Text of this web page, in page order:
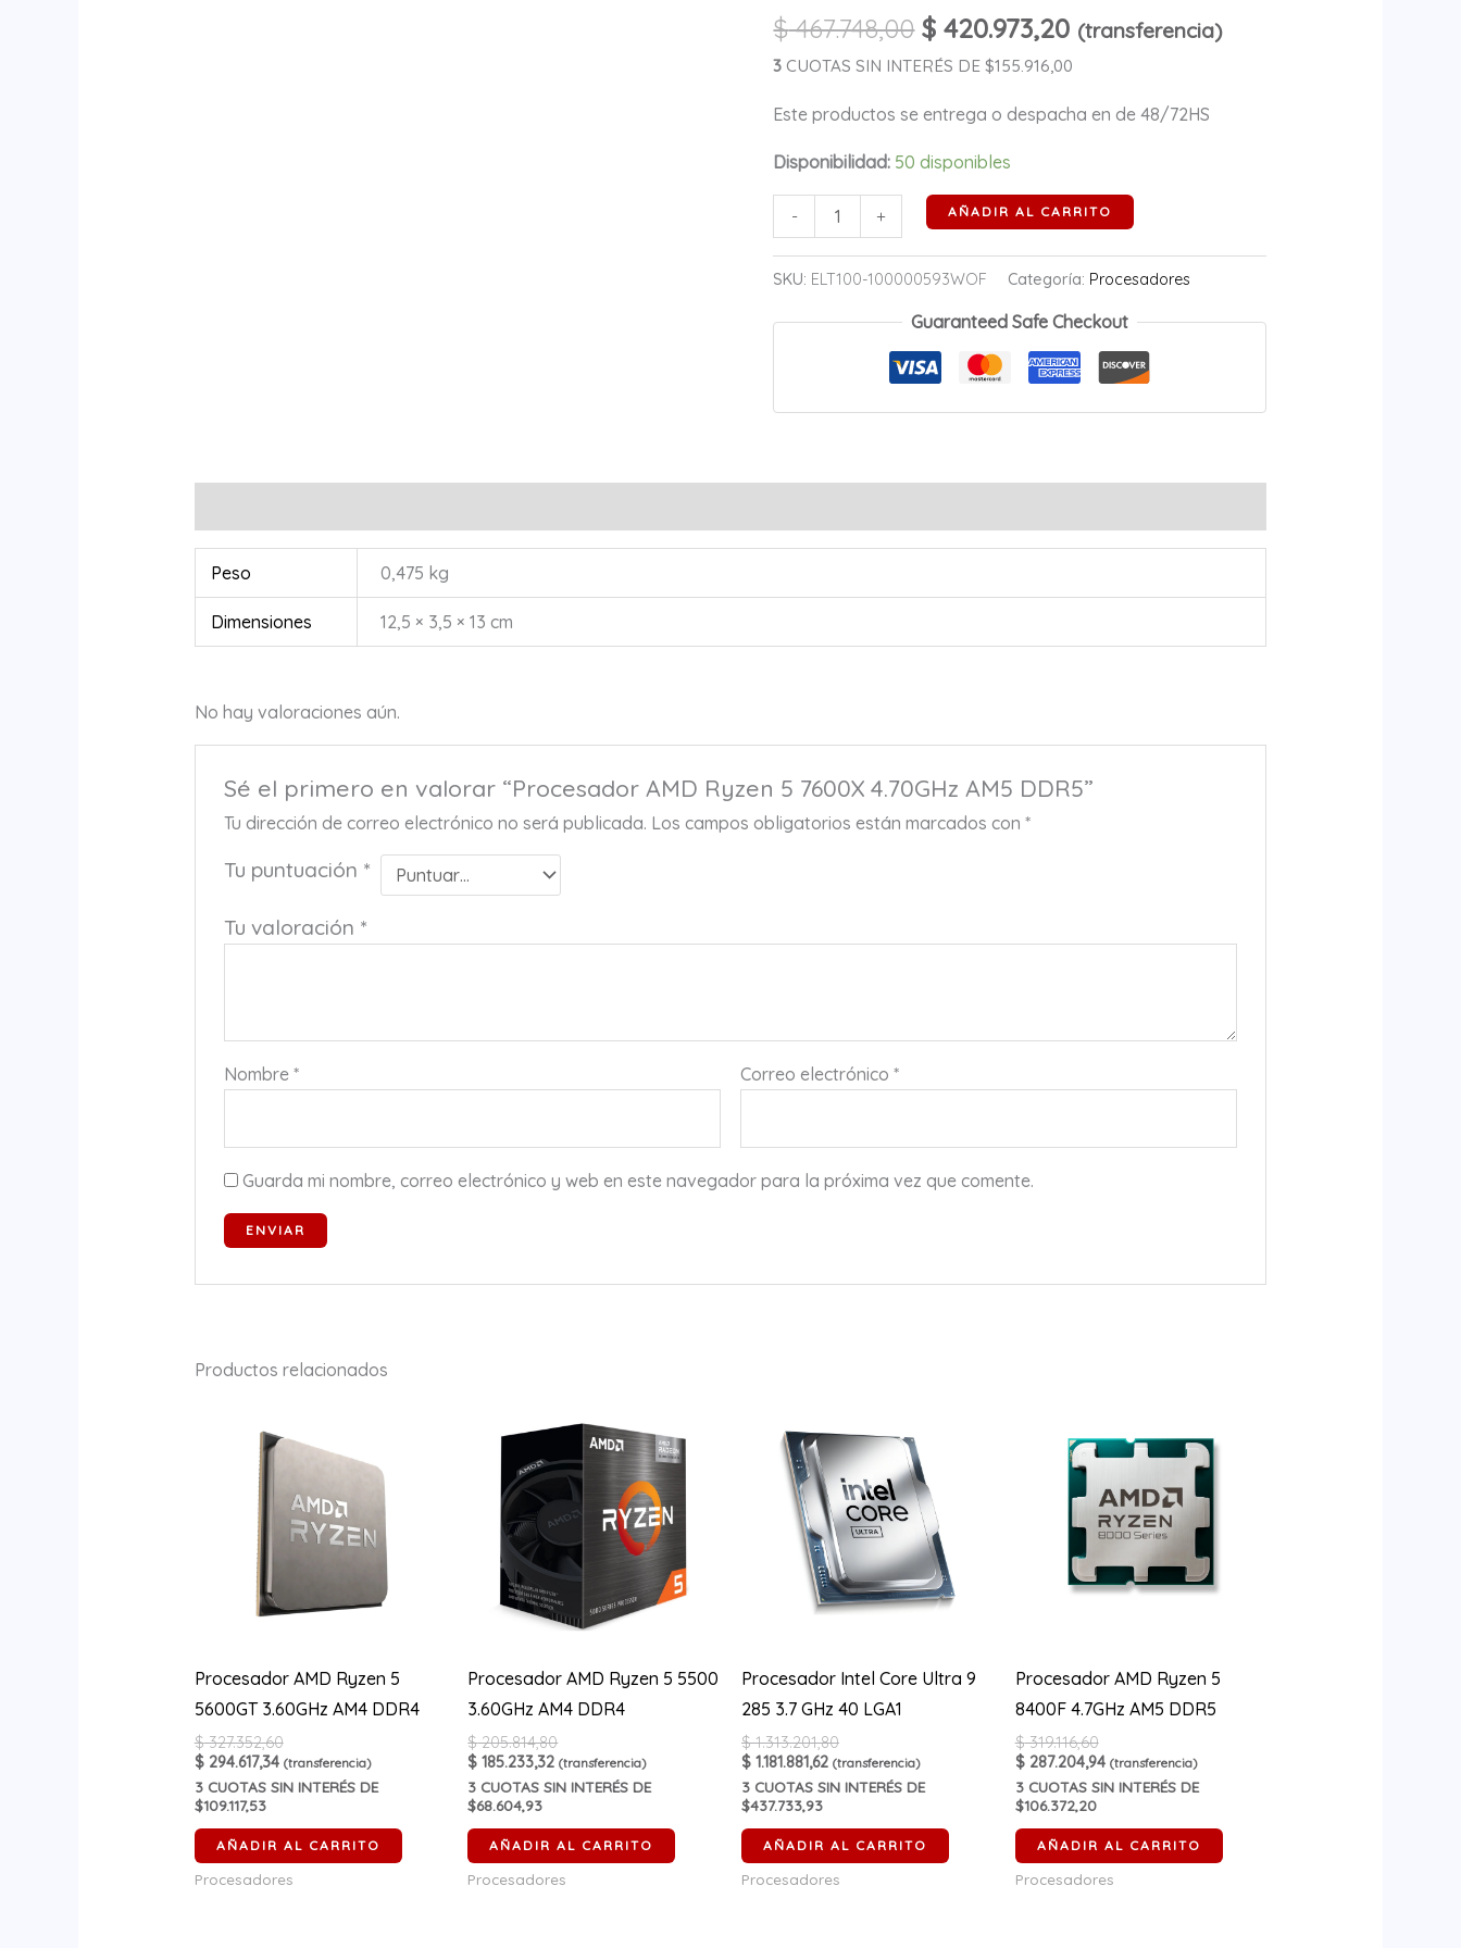
$467.748,00 $ 420.973,20 (transferencia)
3 CUOTAS SIN INTERÉS DE $155.916,00
Este productos se entrega o despacha en de 48/72HS
Disponibilidad: 50 disponibles
-
DDR5
cantidad
+ AÑADIR AL CARRITO
SKU: ELT100-100000593WOF Categoría: Procesadores
Guaranteed Safe Checkout
Peso 0,475 kg
Dimensiones 12,5 × 3,5 × 13 cm
No hay valoraciones aún.
Sé el primero en valorar “Procesador AMD Ryzen 5 7600X 4.70GHz AM5 DDR5”
Tu dirección de correo electrónico no será publicada. Los campos obligatorios están marcados con*
Tu puntuación *
Tu valoración *
Nombre* Correo electrónico*
Guarda mi nombre, correo electrónico y web en este navegador para la próxima vez que comente.
Productos relacionados
Procesador AMD Ryzen 5
5600GT 3.60GHz AM4 DDR4
$327.352,60
$294.617,34 (transferencia)
3CUOTAS SIN INTERÉS DE
$109.117,53
AÑADIR AL CARRITO
Procesadores
Procesador AMD Ryzen 5 5500
3.60GHz AM4 DDR4
$205.814,80
$ 185.233,32 (transferencia)
3 CUOTAS SIN INTERÉS DE
$68.604,93
AÑADIR AL CARRITO
Procesadores
Procesador Intel Core Ultra 9
285 3.7 GHz 40 LGA1
$1.313.201,80
$ 1.181.881,62 (transferencia)
3 CUOTAS SIN INTERÉS DE
$437.733,93
AÑADIR AL CARRITO
Procesadores
Procesador AMD Ryzen 5
8400F 4.7GHz AM5 DDR5
$319.116,60
$287.204,94 (transferencia)
3CUOTAS SIN INTERÉS DE
$106.372,20
AÑADIR AL CARRITO
Procesadores